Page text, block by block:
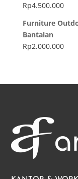
Rp4.500.000
Furniture
Bantalan
Rp2.000.000